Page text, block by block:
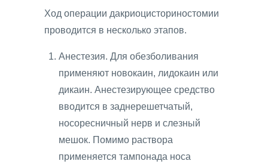
Ход операции дакриоцисториностомии
проводится в несколько этапов.
Анестезия. Для обезболивания
применяют новокаин, лидокаин или
дикаин. Анестезирующее средство
вводится в заднерешетчатый,
носоресничный нерв и слезный
мешок. Помимо раствора
применяется тампонада носа